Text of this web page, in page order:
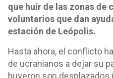
que huír de las zonas de
voluntarios que dan
estación de Leópolis.
Hasta ahora, el conflicto
de ucranianos a dejar su
huyeron son desplazados